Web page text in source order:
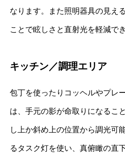
なります。また照明器具の見え
ことで眩しさと直射光を軽減でき
キッチン／調理エリア
包丁を使ったりコッヘルやプレ
は、手元の影が命取りになるこ
し上か斜め上の位置から調光可
るタスク灯を使い、真俯瞰の直